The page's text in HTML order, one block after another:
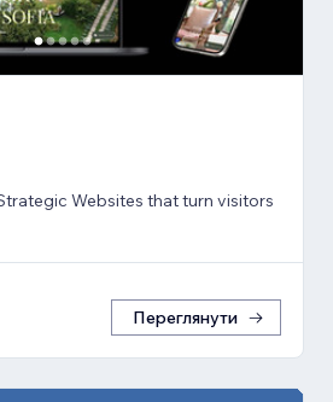
Websites that turn visitors
Переглянути